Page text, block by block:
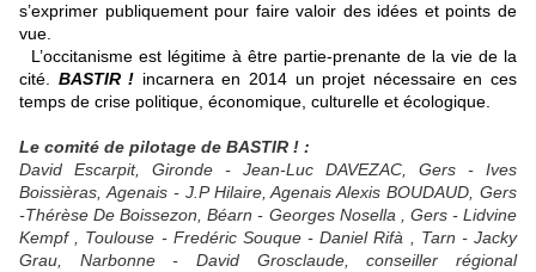
s’exprimer publiquement pour faire valoir des idées et points de
vue.
L’occitanisme est légitime à être partie-prenante de la vie de la
cité. BASTIR ! incarnera en 2014 un projet nécessaire en ces
temps de crise politique, économique, culturelle et écologique.
Le comité de pilotage de BASTIR ! :
David Escarpit, Gironde - Jean-Luc DAVEZAC, Gers - Ives
Boissièras, Agenais - J.P Hilaire, Agenais Alexis BOUDAUD, Gers
-Thérèse De Boissezon, Béarn - Georges Nosella , Gers - Lidvine
Kempf , Toulouse - Fredéric Souque - Daniel Rifà , Tarn - Jacky
Grau, Narbonne - David Grosclaude, conseiller régional